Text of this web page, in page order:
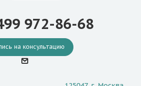
972-86-68
на консультацию